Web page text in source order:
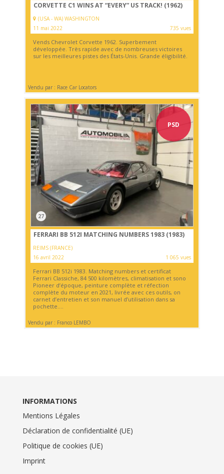
CORVETTE C1 WINS AT “EVERY” US TRACK! (1962)
(USA - WA) WASHINGTON
11 mai 2022
735 vues
Vends Chevrolet Corvette 1962. Superbement
développée. Très rapide avec de nombreuses victoires
sur les meilleures pistes des États-Unis. Grande éligibilité.
Vendu par : Race Car Locators
PSD
27
FERRARI BB 512I MATCHING NUMBERS 1983 (1983)
REIMS (FRANCE)
16 avril 2022
1 065 vues
Ferrari BB 512i 1983. Matching numbers et certificat
Ferrari Classiche, 84 500 kilomètres, climatisation et sono
Pioneer d’époque, peinture complète et réfection
complète du moteur en 2021, livrée avec ces outils, on
carnet d’entretien et son manuel d’utilisation dans sa
pochette....
Vendu par : Franco LEMBO
INFORMATIONS
Mentions Légales
Déclaration de confidentialité (UE)
Politique de cookies (UE)
Imprint